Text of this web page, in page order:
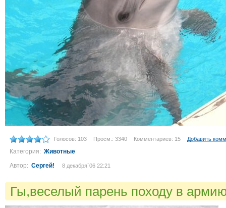
Голосов: 103 Просм.: 3340 Комментариев: 15 Добавить
Категория: Животные
Автор: Сергей! 8 декабря´06 22:21
Гы,веселый парень походу в